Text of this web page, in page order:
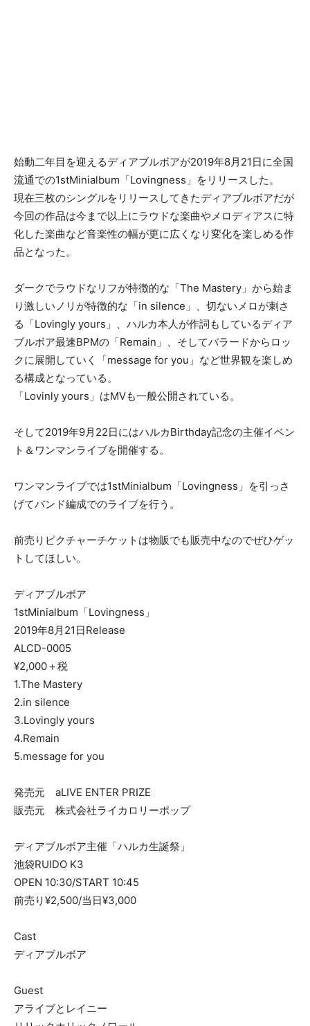
始動二年目を迎えるディアブルボアが2019年8月21日に全国
流通での1stMinialbum「Lovingness」をリリースした。
現在三枚のシングルをリリースしてきたディアブルボアだが
今回の作品は今まで以上にラウドな楽曲やメロディアスに特
化した楽曲など音楽性の幅が更に広くなり変化を楽しめる作
品となった。
ダークでラウドなリフが特徴的な「The Mastery」から始ま
り激しいノリが特徴的な「in silence」、切ないメロが刺さ
る「Lovingly yours」、ハルカ本人が作詞もしているディア
ブルボア最速BPMの「Remain」、そしてバラードからロッ
クに展開していく「message for you」など世界観を楽しめ
る構成となっている。
「Lovinly yours」はMVも一般公開されている。
そして2019年9月22日にはハルカBirthday記念の主催イベン
ト＆ワンマンライブを開催する。
ワンマンライブでは1stMinialbum「Lovingness」を引っさ
げてバンド編成でのライブを行う。
前売りピクチャーチケットは物販でも販売中なのでぜひゲッ
トしてほしい。
ディアブルボア
1stMinialbum「Lovingness」
2019年8月21日Release
ALCD-0005
¥2,000＋税
1.The Mastery
2.in silence
3.Lovingly yours
4.Remain
5.message for you
発売元 aLIVE ENTER PRIZE
販売元 株式会社ライカロリーポップ
ディアブルボア主催「ハルカ生誕祭」
池袋RUIDO K3
OPEN 10:30/START 10:45
前売り¥2,500/当日¥3,000
Cast
ディアブルボア
Guest
アライブとレイニー